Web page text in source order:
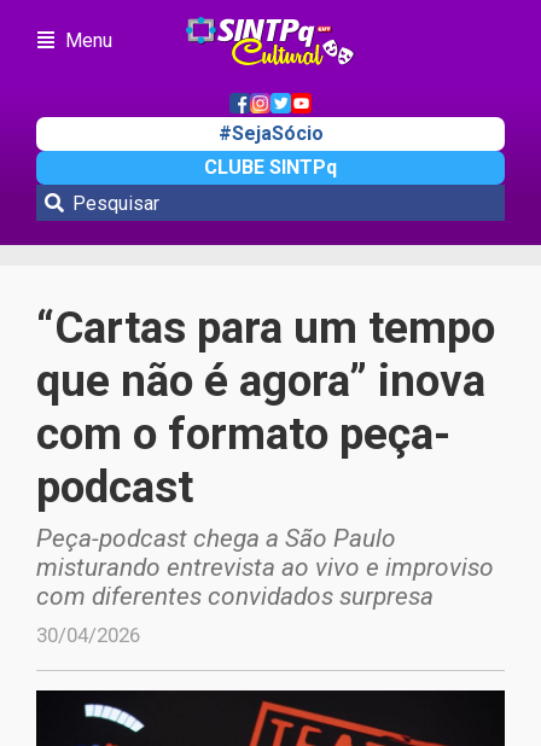
Menu
#SejaSócio
CLUBE SINTPq
Cultura
“Cartas para um tempo
que não é agora” inova
com o formato peça-
podcast
Peça-podcast chega a São Paulo
misturando entrevista ao vivo e improviso
com diferentes convidados surpresa
30/04/2026